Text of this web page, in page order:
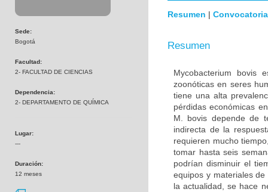
Sede:
Bogotá
Facultad:
2- FACULTAD DE CIENCIAS
Dependencia:
2- DEPARTAMENTO DE QUÍMICA
Lugar:
---
Duración:
12 meses
Resumen | Convocatoria
Resumen
Mycobacterium bovis
zoonóticas en seres
tiene una alta
pérdidas económicas
M. bovis depende de
indirecta de la
requieren mucho
tomar hasta seis
podrían disminuir el
equipos y materiales
la actualidad, se hace